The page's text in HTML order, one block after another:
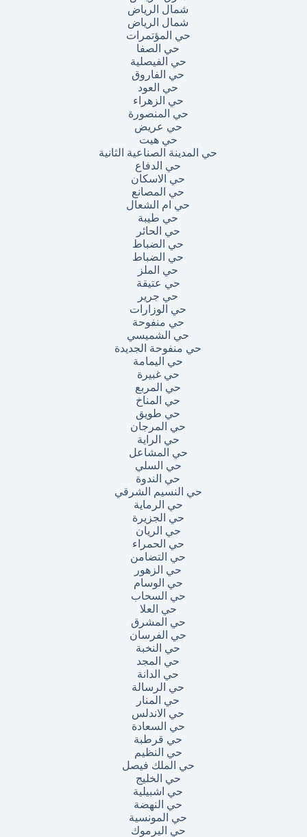
شمال الرياض
شمال الرياض
حي المؤتمرات
حي الصفا
حي الفيصلية
حي الفاروق
حي العود
حي الزهراء
حي المنصورة
حي عريض
حي هيت
حي المدينة الصناعية الثانية
حي الدفاع
حي الاسكان
حي المصانع
حي ام الشعال
حي طيبة
حي الحائر
حي الضباط
حي الضباط
حي الملز
حي عتيقة
حي جرير
حي الوزارات
حي منفوحة
حي الشميسي
حي منفوحة الجديدة
حي اليمامة
حي غبيرة
حي المربع
حي المناخ
حي طويق
حي المرجان
حي الراية
حي المشاعل
حي السلي
حي الندوة
حي النسيم الشرقي
حي الرماية
حي الجزيرة
حي الريان
حي الحمراء
حي التضامن
حي الزهور
حي الوسام
حي السحاب
حي العلا
حي المشرق
حي الفرسان
حي النخبة
حي المجد
حي الدانة
حي الرسالة
حي المنار
حي الاندلس
حي السعادة
حي قرطبة
حي النظيم
حي الملك فيصل
حي الخليج
حي اشبيلية
حي النهضة
حي المونسية
حي اليرموك